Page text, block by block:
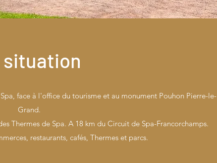
situation
face à l'office du tourisme et au monument Pouhon Pierre-le-
Grand.
Thermes de Spa. A 18 km du Circuit de Spa-Francorchamps.
restaurants, cafés, Thermes et parcs.